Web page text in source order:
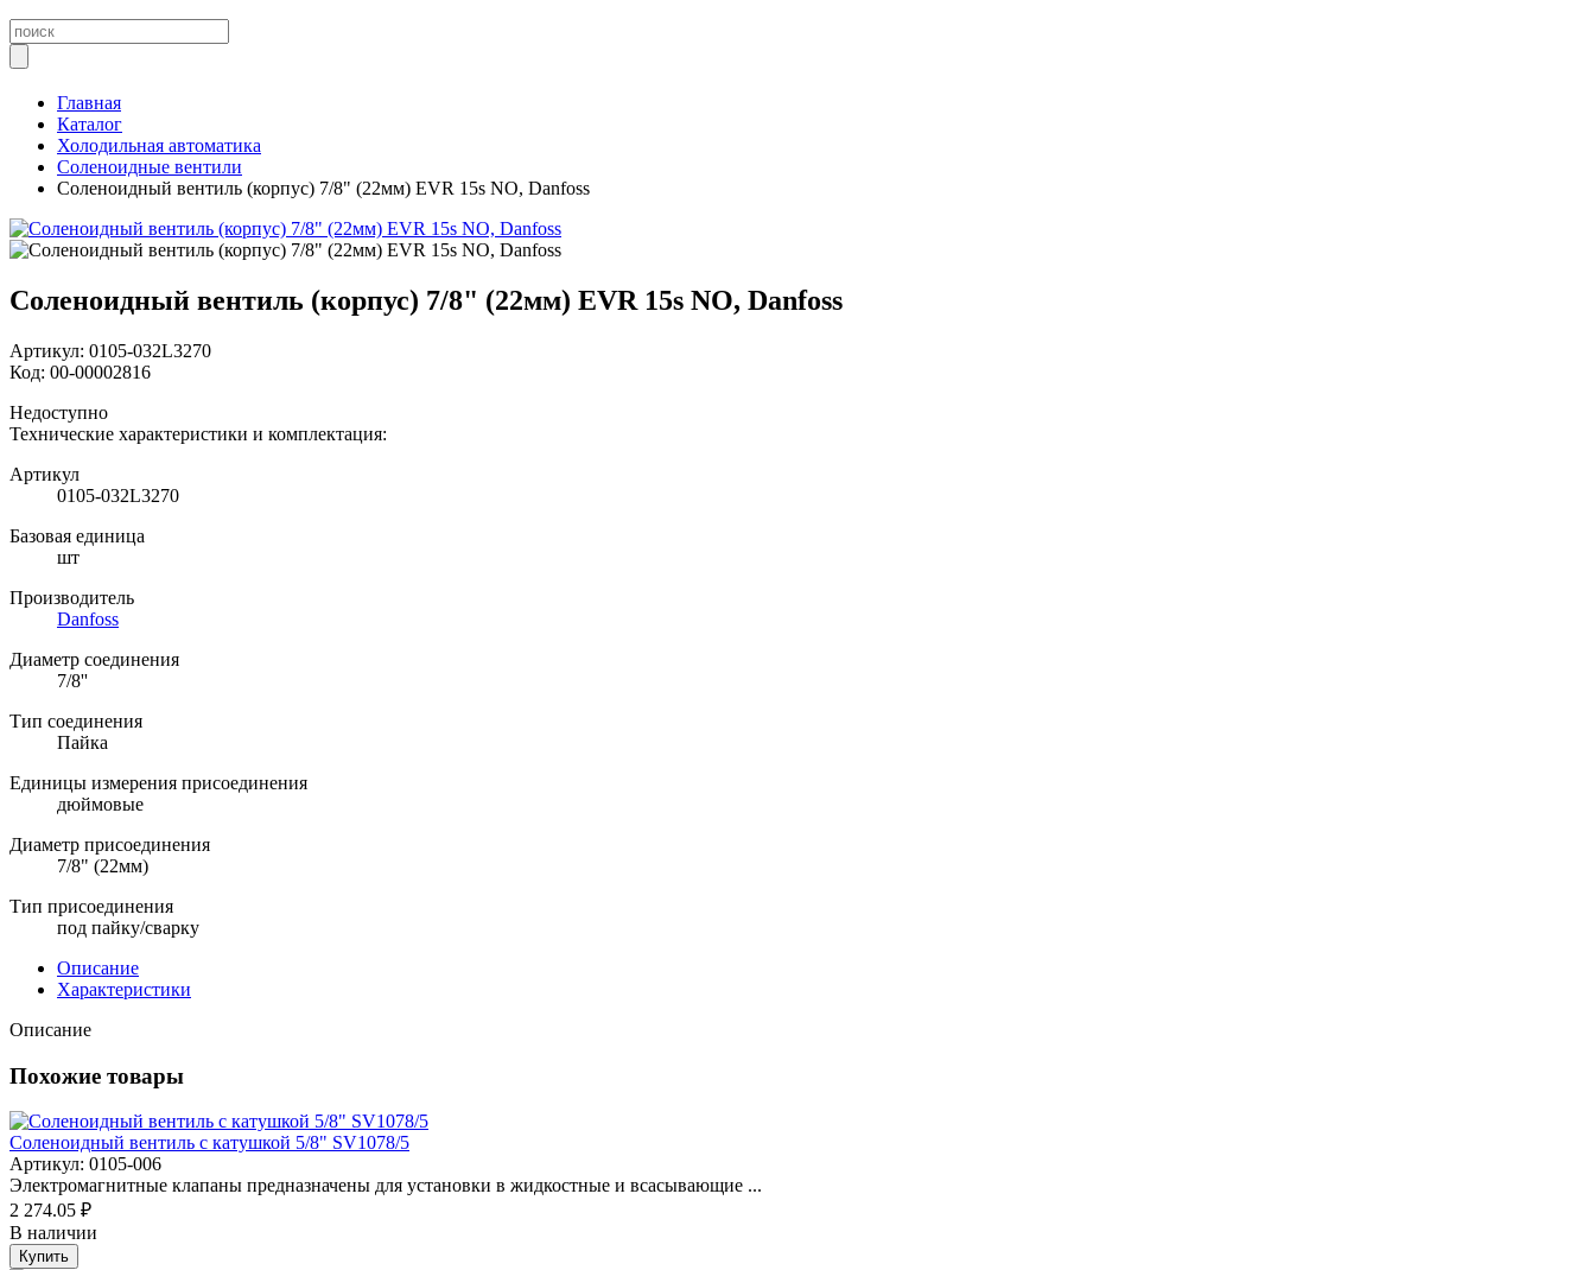
Главная
Каталог
Холодильная автоматика
Соленоидные вентили
Соленоидный вентиль (корпус) 7/8" (22мм) EVR 15s NO, Danfoss
Соленоидный вентиль (корпус) 7/8" (22мм) EVR 15s NO, Danfoss
Артикул: 0105-032L3270
Код: 00-00002816
Недоступно
Технические характеристики и комплектация:
Артикул
0105-032L3270
Базовая единица
шт
Производитель
Danfoss
Диаметр соединения
7/8''
Тип соединения
Пайка
Единицы измерения присоединения
дюймовые
Диаметр присоединения
7/8" (22мм)
Тип присоединения
под пайку/сварку
Описание
Характеристики
Описание
Похожие товары
Соленоидный вентиль с катушкой 5/8" SV1078/5
Артикул: 0105-006
Электромагнитные клапаны предназначены для установки в жидкостные и всасывающие ...
2 274.05 ₽
В наличии
Купить